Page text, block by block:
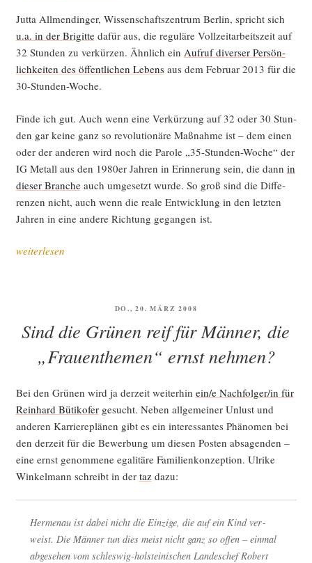
Jut­ta All­men­din­ger, Wis­sen­schafts­zen­trum Ber­lin, spricht sich
u.a. in der Bri­git­tedafür aus, die regu­lä­re Voll­zeit­ar­beits­zeit auf
32 Stun­den zu ver­kür­zen. Ähn­lich ein Auf­ruf diver­ser Per­sön­
lich­kei­ten des öffent­li­chen Lebensaus dem Febru­ar 2013 für die
30-Stunden-Woche.
Fin­de ich gut. Auch wenn eine Ver­kür­zung auf 32 oder 30 Stun­
den gar kei­ne ganz so revo­lu­tio­nä­re Maß­nah­me ist – dem einen
oder der ande­ren wird noch die Paro­le „35-Stun­den-Woche“ der
IG Metall aus den 1980er Jah­ren in Erin­ne­rung sein, die dann in
die­ser Bran­cheauch umge­setzt wur­de. So groß sind die Dif­fe­
ren­zen nicht, auch wenn die rea­le Ent­wick­lung in den letz­ten
Jah­ren in eine ande­re Rich­tung gegan­gen ist.
„Zum
Arbeit“
weiterlesen
VERÖFFENTLICHT
DO., 20. MÄRZ 2008
Sind die Grünen reif für Männer, die
„Frauenthemen“ ernst nehmen?
Bei den Grü­nen wird ja der­zeit wei­ter­hin ein/e Nachfolger/in für
Rein­hard Büti­ko­fergesucht. Neben all­ge­mei­ner Unlust und
ande­ren Kar­rie­re­plä­nen gibt es ein inter­es­san­tes Phä­no­men bei
den der­zeit für die Bewer­bung um die­sen Pos­ten absa­gen­den –
eine ernst genom­me­ne ega­li­tä­re Fami­li­en­kon­zep­ti­on. Ulri­ke
Win­kel­mann schreibt in der tazdazu:
Her­men­au ist dabei nicht die Ein­zi­ge, die auf ein Kind ver­
weist. Die Män­ner tun dies meist nicht ganz so offen – ein­mal
abge­se­hen vom schles­wig-hol­stei­ni­schen Lan­des­chef Robert